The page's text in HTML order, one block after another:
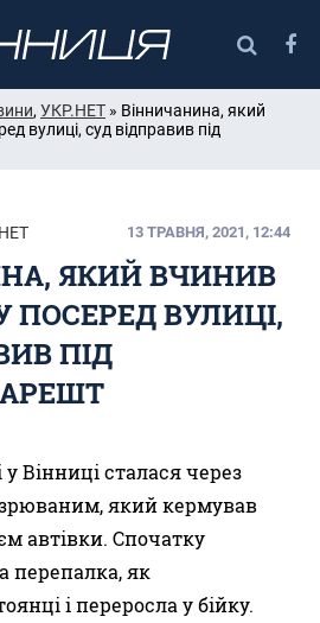
, УКР.НЕТ » Вінничанина, який
вулиці, суд відправив під
13 ТРАВНЯ, 2021, 12:44
ЯКИЙ ВЧИНИВ
ПОСЕРЕД ВУЛИЦІ,
ПІД
Вінниці сталася через
який кермував
автівки. Спочатку
перепалка, як
і переросла у бійку.